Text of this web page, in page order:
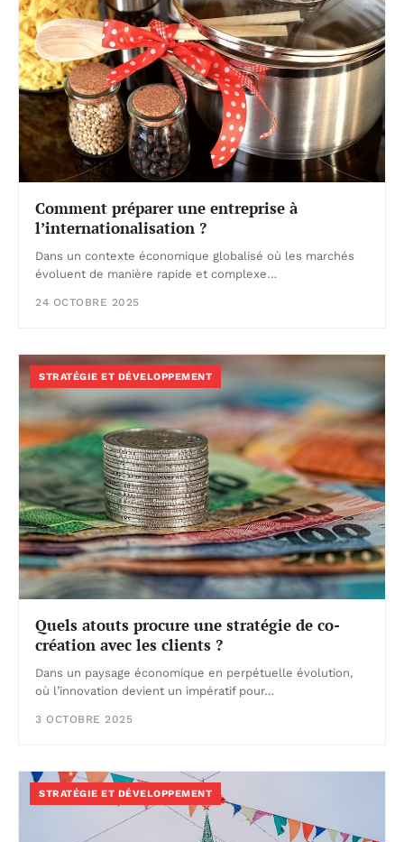
Comment préparer une entreprise à
l’internationalisation ?
Dans un contexte économique globalisé où les marchés
évoluent de manière rapide et complexe…
24 OCTOBRE 2025
STRATÉGIE ET DÉVELOPPEMENT
Quels atouts procure une stratégie de co-
création avec les clients ?
Dans un paysage économique en perpétuelle évolution,
où l’innovation devient un impératif pour…
3 OCTOBRE 2025
STRATÉGIE ET DÉVELOPPEMENT